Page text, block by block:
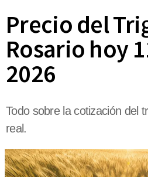
Precio del
Rosario hoy
2026
Todo sobre la cotización del
real.